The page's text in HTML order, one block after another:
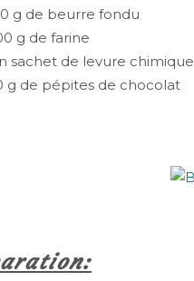
g de beurre fondu
g de farine
sachet de levure chimique
g de pépites de chocolat